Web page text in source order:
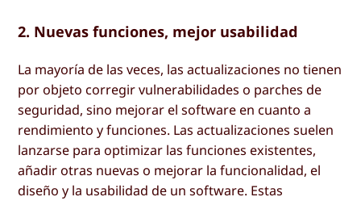
2. Nuevas funciones, mejor usabilidad
La mayoría de las veces, las actualizaciones no tienen
por objeto corregir vulnerabilidades o parches de
seguridad, sino mejorar el software en cuanto a
rendimiento y funciones. Las actualizaciones suelen
lanzarse para optimizar las funciones existentes,
añadir otras nuevas o mejorar la funcionalidad, el
diseño y la usabilidad de un software. Estas